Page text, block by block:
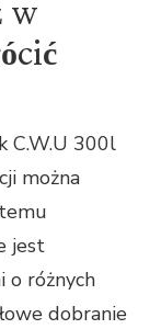
w
C.W.U 300l
można
jest
o różnych
dobranie